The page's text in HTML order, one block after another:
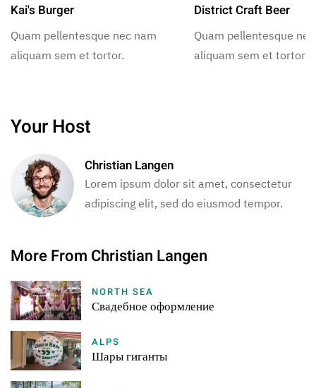
Kai's Burger
Quam pellentesque nec nam
aliquam sem et tortor.
District Craft Beer
Quam pellentesque
aliquam sem et tortor.
Your Host
Christian Langen
Lorem ipsum dolor sit amet, consectetur
adipiscing elit, sed do eiusmod tempor.
More From Christian Langen
NORTH SEA
Свадебное оформление
ALPS
Шары гиганты